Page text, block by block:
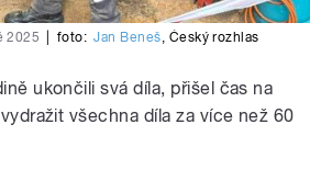
2025 foto: Jan Beneš, Český rozhlas
ukončili svá díla, přišel čas na
všechna díla za více než 60